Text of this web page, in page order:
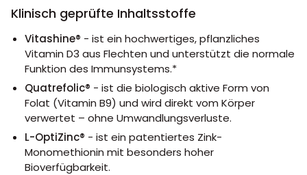
Klinisch geprüfte Inhaltsstoffe
Vitashine® - ist ein hochwertiges, pflanzliches
Vitamin D3 aus Flechten und unterstützt die normale
Funktion des Immunsystems.*
Quatrefolic® - ist die biologisch aktive Form von
Folat (Vitamin B9) und wird direkt vom Körper
verwertet – ohne Umwandlungsverluste.
L-OptiZinc® - ist ein patentiertes Zink-
Monomethionin mit besonders hoher
Bioverfügbarkeit.